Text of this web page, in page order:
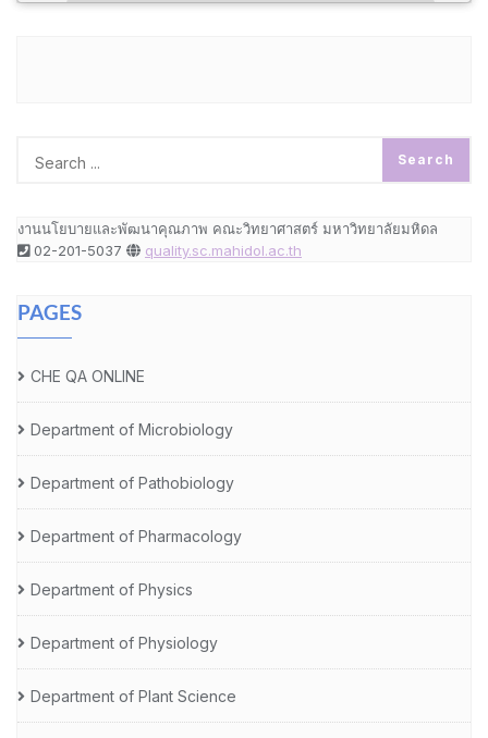
งานนโยบายและพัฒนาคุณภาพ คณะวิทยาศาสตร์ มหาวิทยาลัยมหิดล
02-201-5037
quality.sc.mahidol.ac.th
PAGES
CHE QA ONLINE
Department of Microbiology
Department of Pathobiology
Department of Pharmacology
Department of Physics
Department of Physiology
Department of Plant Science